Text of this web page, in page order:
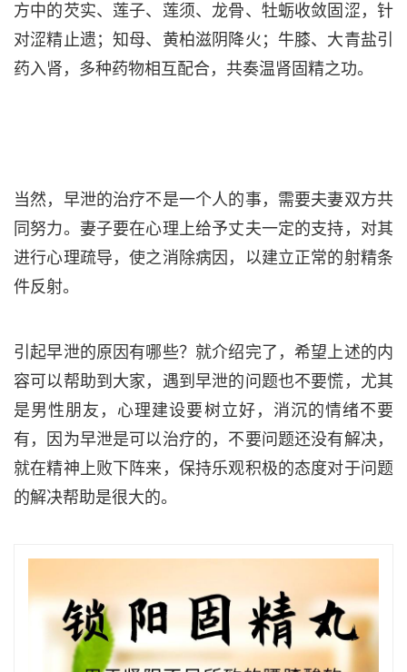
方中的芡实、莲子、莲须、龙骨、牡蛎收敛固涩，针
对涩精止遗；知母、黄柏滋阴降火；牛膝、大青盐引
药入肾，多种药物相互配合，共奏温肾固精之功。
当然，早泄的治疗不是一个人的事，需要夫妻双方共
同努力。妻子要在心理上给予丈夫一定的支持，对其
进行心理疏导，使之消除病因，以建立正常的射精条
件反射。
引起早泄的原因有哪些？就介绍完了，希望上述的内
容可以帮助到大家，遇到早泄的问题也不要慌，尤其
是男性朋友，心理建设要树立好，消沉的情绪不要
有，因为早泄是可以治疗的，不要问题还没有解决，
就在精神上败下阵来，保持乐观积极的态度对于问题
的解决帮助是很大的。